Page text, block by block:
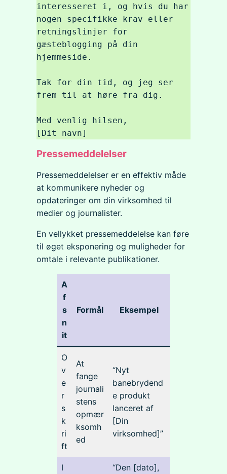
interesseret i, og hvis du har
nogen specifikke krav eller
retningslinjer for
gæsteblogging på din
hjemmeside.
Tak for din tid, og jeg ser
frem til at høre fra dig.
Med venlig hilsen,
Pressemeddelelser
Pressemeddelelser er en effektiv måde
at kommunikere nyheder og
opdateringer om din virksomhed til
medier og journalister.
En vellykket pressemeddelelse kan føre
til øget eksponering og muligheder for
omtale i relevante publikationer.
A
f
s
n
it
Formål Eksempel
O
v
e
r
s
k
ri
ft
At
fange
journali
stens
opmær
ksomh
ed
“Nyt
banebrydend
e produkt
lanceret af
[Din
virksomhed]”
I
“Den [dato],